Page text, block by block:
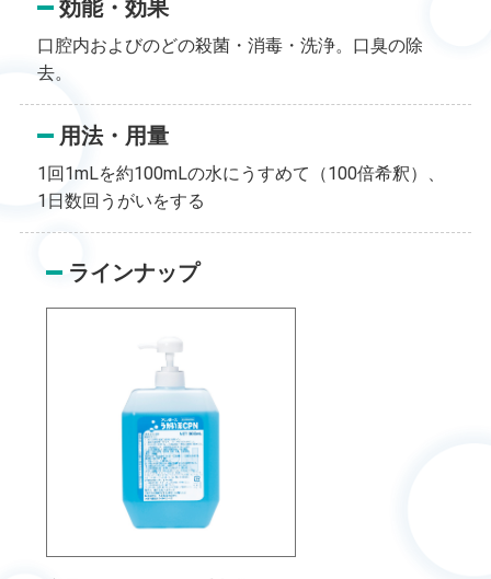
効能・効果
口腔内およびのどの殺菌・消毒・洗浄。口臭の除
去。
用法・用量
1回1mLを約100mLの水にうすめて（100倍希釈）、
1日数回うがいをする
ラインナップ